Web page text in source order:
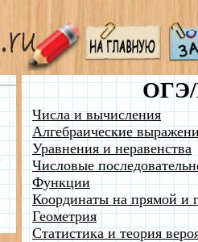
Числа и вычисления
Алгебраические
Уравнения и неравенства
Числовые
Функции
Координаты на прямой и
Геометрия
Статистика и теория